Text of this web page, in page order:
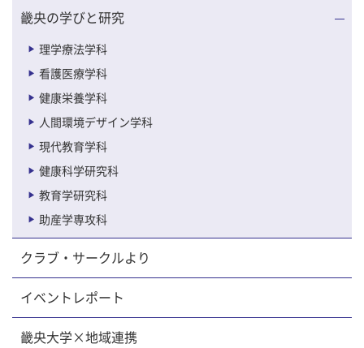
畿央の学びと研究
理学療法学科
看護医療学科
健康栄養学科
人間環境デザイン学科
現代教育学科
健康科学研究科
教育学研究科
助産学専攻科
クラブ・サークルより
イベントレポート
畿央大学×地域連携